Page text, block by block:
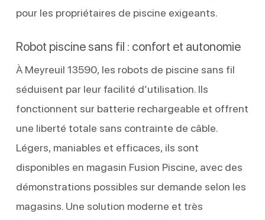
pour les propriétaires de piscine exigeants.
Robot piscine sans fil : confort et autonomie
À Meyreuil 13590, les robots de piscine sans fil
séduisent par leur facilité d’utilisation. Ils
fonctionnent sur batterie rechargeable et offrent
une liberté totale sans contrainte de câble.
Légers, maniables et efficaces, ils sont
disponibles en magasin Fusion Piscine, avec des
démonstrations possibles sur demande selon les
magasins. Une solution moderne et très